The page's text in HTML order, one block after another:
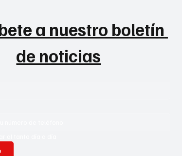
a nuestro boletín
de noticias